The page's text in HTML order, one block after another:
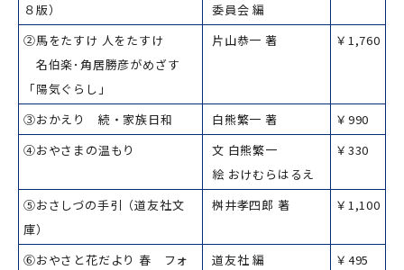
８版）
委員会 編
②馬をたすけ 人をたすけ
名伯楽･角居勝彦がめざす
「陽気ぐらし」
片山恭一 著 ￥1,760
③おかえり 続・家族日和 白熊繁一 著
￥990
④おやさまの温もり
文 白熊繁一
絵 おけむらはるえ
￥330
⑤おさしづの手引（道友社文
庫）
桝井孝四郎 著 ￥1,100
⑥おやさと花だより 春 フォ
道友社 編 ￥495